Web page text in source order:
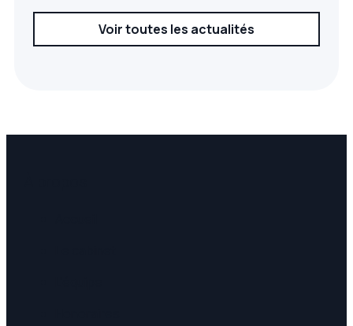
Voir toutes les actualités